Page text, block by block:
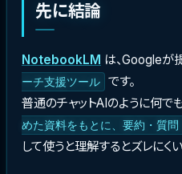
先に結論
NotebookLM は、Googleが
ーチ支援ツール です。
普通のチャットAIのように何でも
めた資料をもとに、要約・質問
して使うと理解するとズレにくい